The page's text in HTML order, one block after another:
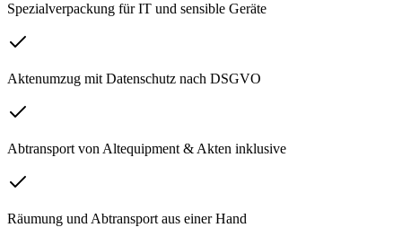
Spezialverpackung für IT und sensible Geräte
Aktenumzug mit Datenschutz nach DSGVO
Abtransport von Altequipment & Akten inklusive
Räumung und Abtransport aus einer Hand